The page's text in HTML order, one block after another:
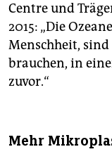
Centre und
2015: „Die
Menschheit,
brauchen, in
zuvor.“
Mehr